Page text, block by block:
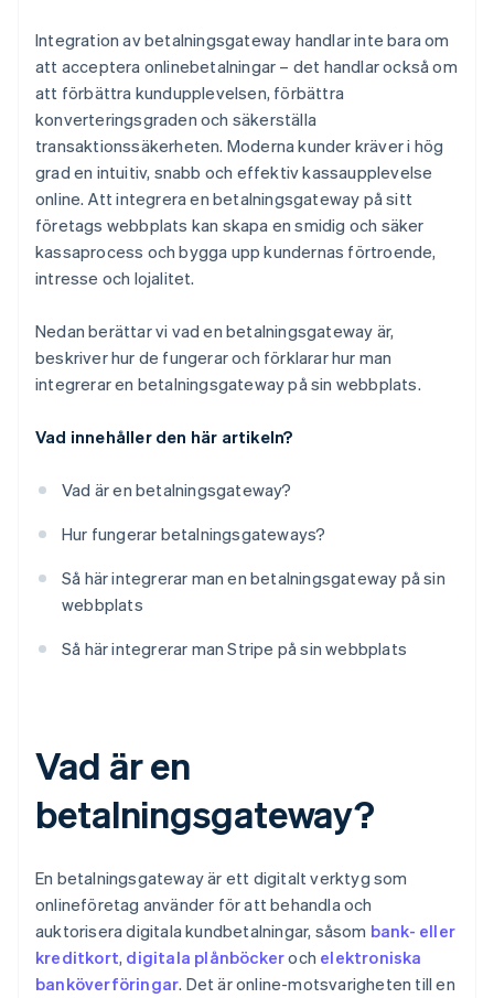
9. Hantera svaret och uppdatera din webbplats
10. Hantera fel och undantagsfall
11. Testa integreringen
12. Lansera:
Integration av betalningsgateway handlar inte bara om
att acceptera onlinebetalningar – det handlar också om
att förbättra kundupplevelsen, förbättra
konverteringsgraden och säkerställa
transaktionssäkerheten. Moderna kunder kräver i hög
grad en intuitiv, snabb och effektiv kassaupplevelse
online. Att integrera en betalningsgateway på sitt
företags webbplats kan skapa en smidig och säker
kassaprocess och bygga upp kundernas förtroende,
intresse och lojalitet.
Nedan berättar vi vad en betalningsgateway är,
beskriver hur de fungerar och förklarar hur man
integrerar en betalningsgateway på sin webbplats.
Vad innehåller den här artikeln?
Vad är en betalningsgateway?
Hur fungerar betalningsgateways?
Så här integrerar man en betalningsgateway på sin
webbplats
Så här integrerar man Stripe på sin webbplats
Vad är en
betalningsgateway?
En betalningsgateway är ett digitalt verktyg som
onlineföretag använder för att behandla och
auktorisera digitala kundbetalningar, såsom bank- eller
kreditkort, digitala plånböckeroch elektroniska
banköverföringar. Det är online-motsvarigheten till en